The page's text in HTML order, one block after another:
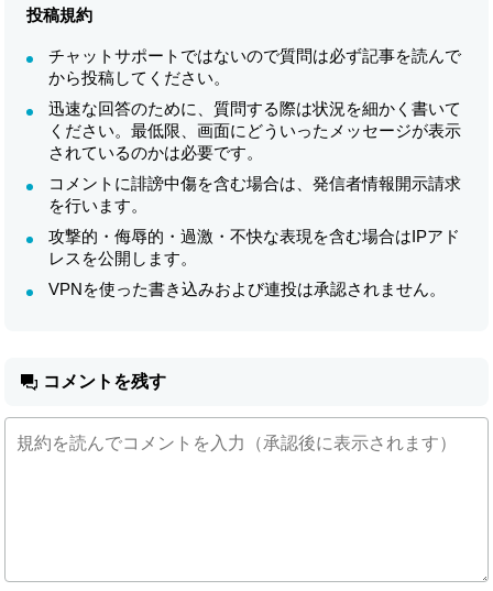
投稿規約
チャットサポートではないので質問は必ず記事を読んで
から投稿してください。
迅速な回答のために、質問する際は状況を細かく書いて
ください。最低限、画面にどういったメッセージが表示
されているのかは必要です。
コメントに誹謗中傷を含む場合は、発信者情報開示請求
を行います。
攻撃的・侮辱的・過激・不快な表現を含む場合はIPアド
レスを公開します。
VPNを使った書き込みおよび連投は承認されません。
コメントを残す